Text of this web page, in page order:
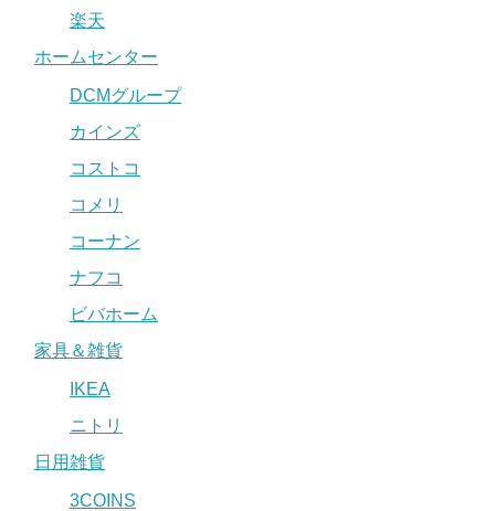
楽天
ホームセンター
DCMグループ
カインズ
コストコ
コメリ
コーナン
ナフコ
ビバホーム
家具＆雑貨
IKEA
ニトリ
日用雑貨
3COINS